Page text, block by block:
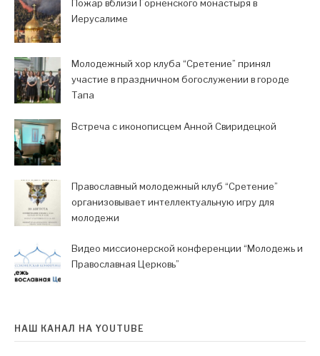
Пожар вблизи Горненского монастыря в
Иерусалиме
Молодежный хор клуба “Сретение” принял
участие в праздничном богослужении в городе
Тапа
Встреча с иконописцем Анной Свиридецкой
Православный молодежный клуб “Сретение”
организовывает интеллектуальную игру для
молодежи
Видео миссионерской конференции “Молодежь и
Православная Церковь”
НАШ КАНАЛ НА YOUTUBE